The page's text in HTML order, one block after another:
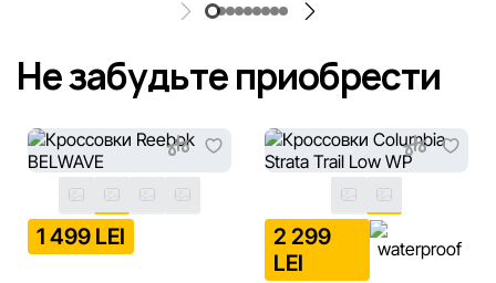
Не забудьте приобрести
1 499 LEI
2 299
LEI